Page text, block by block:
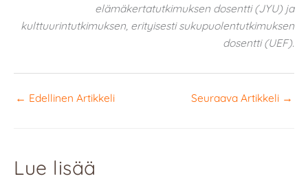
elämäkertatutkimuksen dosentti (JYU) ja
kulttuurintutkimuksen, erityisesti sukupuolentutkimuksen
dosentti (UEF).
← Edellinen Artikkeli Seuraava Artikkeli →
Lue lisää